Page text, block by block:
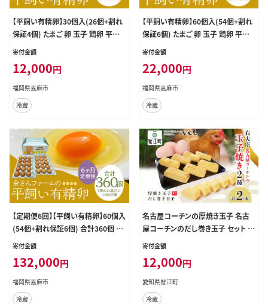
【平飼い有精卵】30個入(26個+割れ
保証4個) たまご 卵 玉子 鶏卵 平飼
い 有精卵
寄付金額
12,000円
福岡県嘉麻市
冷蔵
【平飼い有精卵】60個入(54個+割れ
保証6個) たまご 卵 玉子 鶏卵 平飼
い 有精卵
寄付金額
22,000円
福岡県嘉麻市
冷蔵
【定期便6回】【平飼い有精卵】60個入
(54個+割れ保証6個) 合計360個 た
まご 卵 玉子 鶏卵 平飼い 有精卵 定
寄付金額
132,000円
福岡県嘉麻市
冷蔵
名古屋コーチンの厚焼き玉子 名古
屋コーチンのだし巻き玉子 セット 計
2本 卵 たまご コーチン卵 和食 朝食
お取り寄せ 贈答用 右大臣 送料無料
愛知県 蟹江町
寄付金額
12,000円
愛知県蟹江町
冷蔵